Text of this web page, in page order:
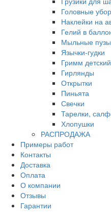
Головные
Наклейки на
Гелий в
Мыльные
Язычки-гудки
Гримм детский
Гирлянды
Открытки
Пиньята
Свечки
Тарелки,
Хлопушки
РАСПРОДАЖА
Примеры работ
Контакты
Доставка
Оплата
О компании
Отзывы
Гарантии